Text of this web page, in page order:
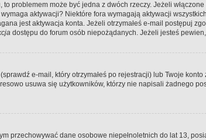
problemem może być jedna z dwóch rzeczy. Jeżeli
aktywacji? Niektóre fora wymagają aktywacji
jest aktywacja konta. Jeżeli otrzymałeś e-mail postępuj
dostępu do forum osób niepożądanych. Jeżeli jesteś
e-mail, który otrzymałeś po rejestracji) lub Twoje
usuwa się użytkowników, którzy nie napisali żadnego
przechowywać dane osobowe niepełnoletnich do lat 13,